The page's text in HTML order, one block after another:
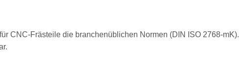
CNC-Frästeile die branchenüblichen Normen (DIN ISO 2768-mK).